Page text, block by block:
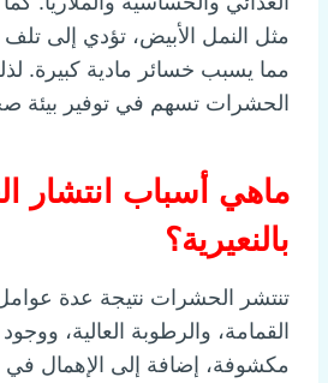
مثل النمل الأبيض، تؤدي إلى تلف
مما يسبب خسائر مادية كبيرة.
الحشرات تسهم في توفير بيئة
ماهي أسباب انتشار
بالنعيرية؟
تنتشر الحشرات نتيجة عدة
القمامة، والرطوبة العالية،
مكشوفة، إضافة إلى الإهمال في